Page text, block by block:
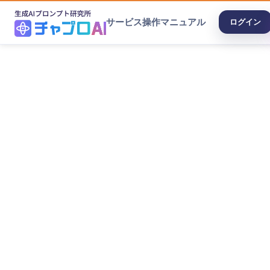
サービス操作マニュアル ログイン